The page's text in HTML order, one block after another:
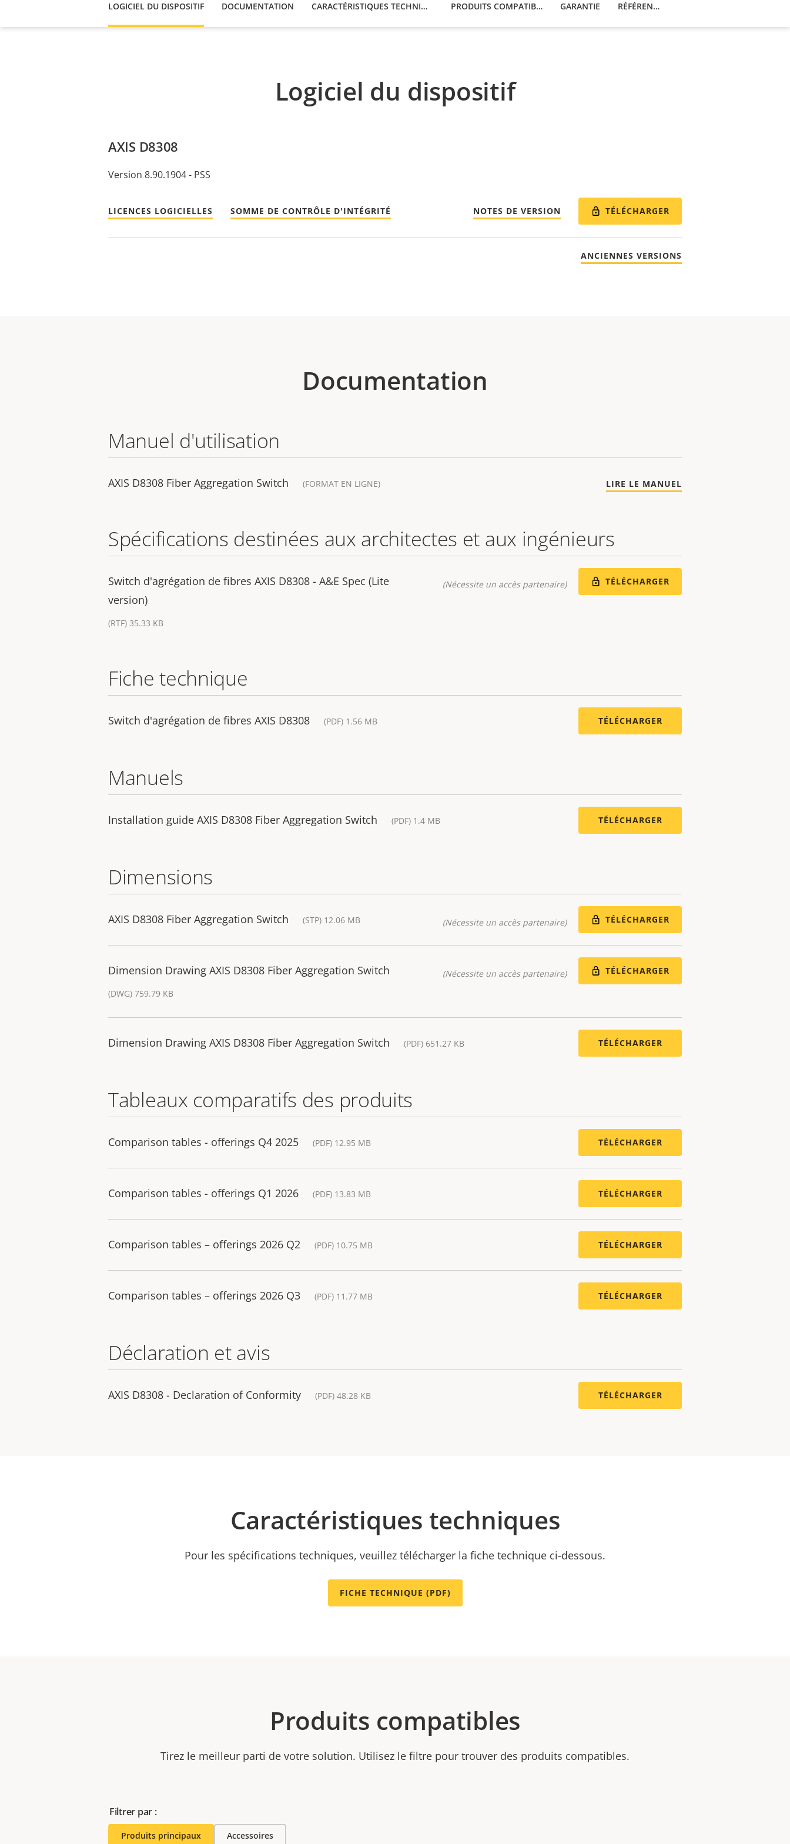
LOGICIEL DU DISPOSITIF DOCUMENTATION CARACTÉRISTIQUES TECHNIQUES PRODUITS COMPATIBLES GARANTIE RÉFÉRENCES
Logiciel du dispositif
AXIS D8308
Version 8.90.1904 - PSS
LICENCES LOGICIELLES SOMME DE CONTRÔLE D'INTÉGRITÉ NOTES DE VERSION TÉLÉCHARGER
ANCIENNES VERSIONS
Documentation
Manuel d'utilisation
AXIS D8308​ Fiber Aggregation Switch (FORMAT EN LIGNE) LIRE LE MANUEL
Spécifications destinées aux architectes et aux ingénieurs
Switch d'agrégation de fibres AXIS D8308 - A&E Spec (Lite
version)
(RTF) 35.33 KB
(Nécessite un accès partenaire) TÉLÉCHARGER
Fiche technique
Switch d'agrégation de fibres AXIS D8308 (PDF) 1.56 MB TÉLÉCHARGER
Manuels
Installation guide AXIS D8308 Fiber Aggregation Switch (PDF) 1.4 MB TÉLÉCHARGER
Dimensions
AXIS D8308 Fiber Aggregation Switch (STP) 12.06 MB (Nécessite un accès partenaire) TÉLÉCHARGER
Dimension Drawing AXIS D8308 Fiber Aggregation Switch
(DWG) 759.79 KB
(Nécessite un accès partenaire) TÉLÉCHARGER
Dimension Drawing AXIS D8308 Fiber Aggregation Switch (PDF) 651.27 KB TÉLÉCHARGER
Tableaux comparatifs des produits
Comparison tables - offerings Q4 2025 (PDF) 12.95 MB TÉLÉCHARGER
Comparison tables - offerings Q1 2026 (PDF) 13.83 MB TÉLÉCHARGER
Comparison tables – offerings 2026 Q2 (PDF) 10.75 MB TÉLÉCHARGER
Comparison tables – offerings 2026 Q3 (PDF) 11.77 MB TÉLÉCHARGER
Déclaration et avis
AXIS D8308 - Declaration of Conformity (PDF) 48.28 KB TÉLÉCHARGER
Caractéristiques techniques
Pour les spécifications techniques, veuillez télécharger la fiche technique ci-dessous.
FICHE TECHNIQUE (PDF)
Produits compatibles
Tirez le meilleur parti de votre solution. Utilisez le filtre pour trouver des produits compatibles.
Filtrer par :
Produits principaux Accessoires